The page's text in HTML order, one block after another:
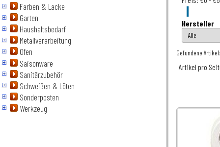
Farben & Lacke
Garten
Haushaltsbedarf
Metallverarbeitung
Ofen
Saisonware
Sanitärzubehör
Schweißen & Löten
Sonderposten
Werkzeug
Hersteller
Gefundene
Artikel pro